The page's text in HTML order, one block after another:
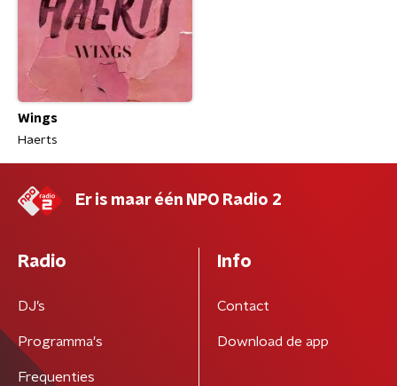
Wings
Haerts
Er is maar één NPO Radio 2
Radio
DJ’s
Programma's
Frequenties
Info
Contact
Download de app